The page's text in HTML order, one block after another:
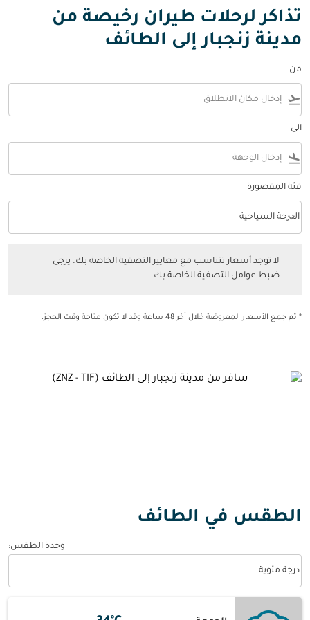
تذاكر لرحلات طيران رخيصة من
مدينة زنجبار إلى الطائف
من
flight_takeoff
الى
flight_land
فئة المقصورة
فئة المقصورة option الدرجة السياحية Selected
الدرجة السياحية
keyboard_arrow_down
لا توجد أسعار تتناسب مع معايير التصفية الخاصة بك. يرجى
ضبط عوامل التصفية الخاصة بك.
* تم جمع الأسعار المعروضة خلال آخر 48 ساعة وقد لا تكون متاحة وقت الحجز.
الطقس في الطائف
وحدة الطقس:
درجة مئوية